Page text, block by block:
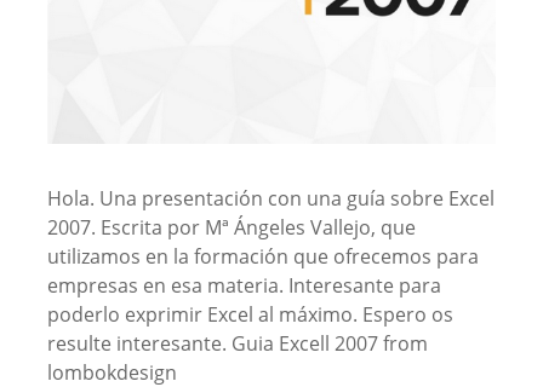
Hola. Una presentación con una guía sobre Excel
2007. Escrita por Mª Ángeles Vallejo, que
utilizamos en la formación que ofrecemos para
empresas en esa materia. Interesante para
poderlo exprimir Excel al máximo. Espero os
resulte interesante. Guia Excell 2007 from
lombokdesign